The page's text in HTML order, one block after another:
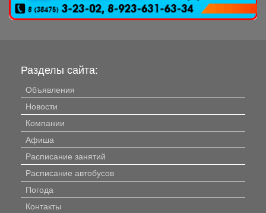
Разделы сайта:
Объявления
Новости
Компании
Афиша
Расписание занятий
Расписание автобусов
Погода
Контакты